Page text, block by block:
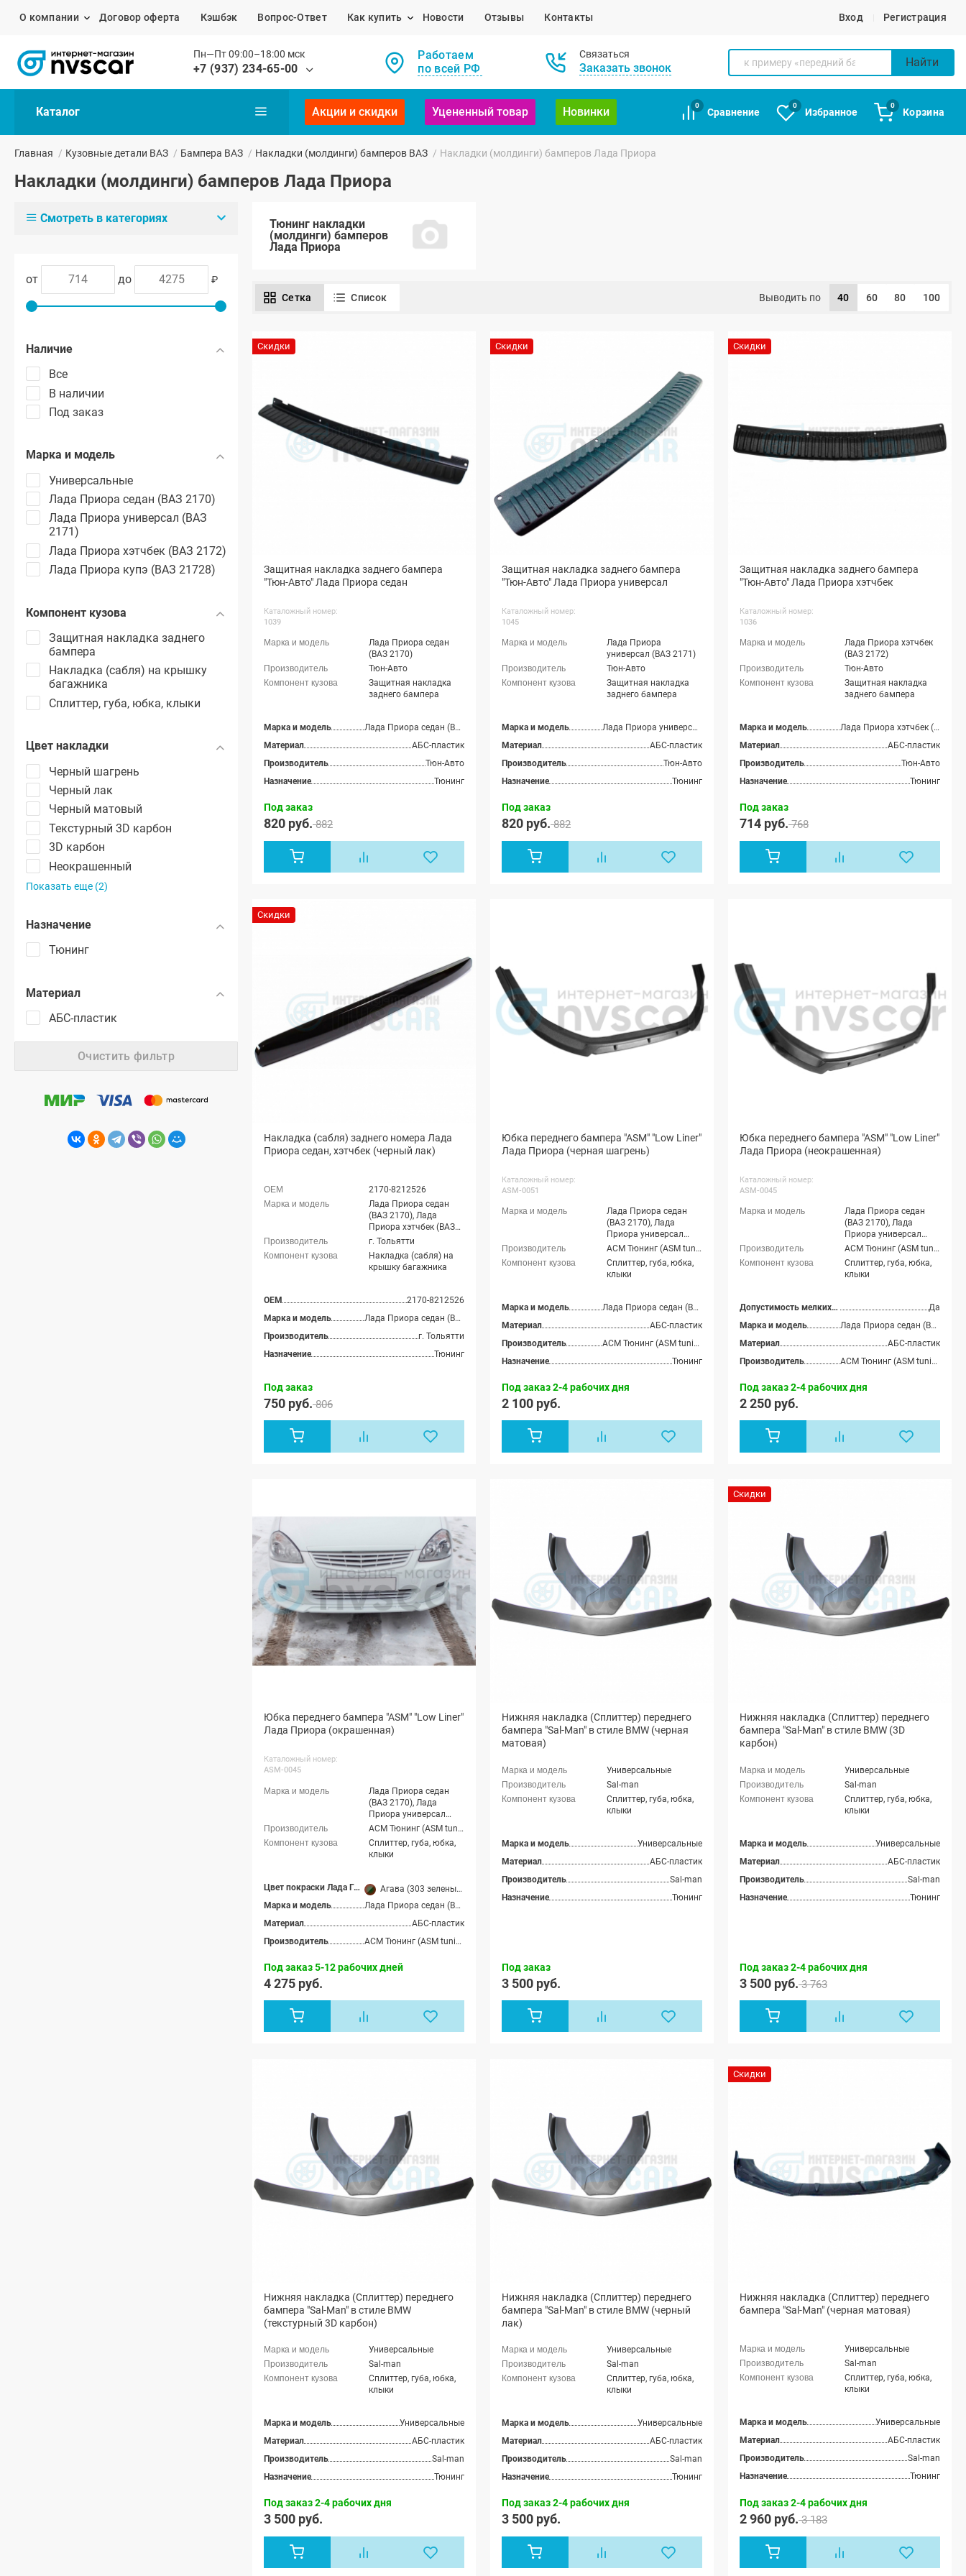
О компании Договор оферта Кэшбэк Вопрос-Ответ Как купить Новости Отзывы Контакты Вход Регистрация
Пн—Пт 09:00–18:00 мск
+7 (937) 234-65-00
Работаем
по всей РФ
Связаться
Заказать звонок Найти
Каталог Акции и скидки Уцененный товар Новинки
0
Сравнение
0
Избранное
0
Корзина
Главная / Кузовные детали ВАЗ / Бампера ВАЗ / Накладки (молдинги) бамперов ВАЗ / Накладки (молдинги) бамперов Лада Приора
Накладки (молдинги) бамперов Лада Приора
Смотреть в категориях
от до ₽
Наличие
Все
В наличии
Под заказ
Марка и модель
Универсальные
Лада Приора седан (ВАЗ 2170)
Лада Приора универсал (ВАЗ
2171)
Лада Приора хэтчбек (ВАЗ 2172)
Лада Приора купэ (ВАЗ 21728)
Компонент кузова
Защитная накладка заднего
бампера
Накладка (сабля) на крышку
багажника
Сплиттер, губа, юбка, клыки
Цвет накладки
Черный шагрень
Черный лак
Черный матовый
Текстурный 3D карбон
3D карбон
Неокрашенный
Показать еще (2)
Назначение
Тюнинг
Материал
АБС-пластик
Очистить фильтр
Тюнинг накладки
(молдинги) бамперов
Лада Приора
Сетка Список Выводить по 40 60 80 100
Скидки
Защитная накладка заднего бампера
"Тюн-Авто" Лада Приора седан
Каталожный номер:
1039
Лада Приора седан
(ВАЗ 2170)
Тюн-Авто
Защитная накладка
заднего бампера
Марка и модель
Лада Приора седан (ВАЗ 2170)
Материал
АБС-пластик
Производитель
Тюн-Авто
Назначение
Тюнинг
Под заказ
820 руб.882
Скидки
Защитная накладка заднего бампера
"Тюн-Авто" Лада Приора универсал
Каталожный номер:
1045
Лада Приора
универсал (ВАЗ 2171)
Тюн-Авто
Защитная накладка
заднего бампера
Марка и модель
Лада Приора универсал (ВАЗ 2171)
Материал
АБС-пластик
Производитель
Тюн-Авто
Назначение
Тюнинг
Под заказ
820 руб.882
Скидки
Защитная накладка заднего бампера
"Тюн-Авто" Лада Приора хэтчбек
Каталожный номер:
1036
Лада Приора хэтчбек
(ВАЗ 2172)
Тюн-Авто
Защитная накладка
заднего бампера
Марка и модель
Лада Приора хэтчбек (ВАЗ 2172)
Материал
АБС-пластик
Производитель
Тюн-Авто
Назначение
Тюнинг
Под заказ
714 руб.768
Скидки
Накладка (сабля) заднего номера Лада
Приора седан, хэтчбек (черный лак)
2170-8212526
Лада Приора седан
(ВАЗ 2170), Лада
Приора хэтчбек (ВАЗ
2172), Лада Приора-2
седан (ВАЗ 21704),
Лада Приора-2 хэтчбек
(ВАЗ 21724)
г. Тольятти
Накладка (сабля) на
крышку багажника
OEM
2170-8212526
Марка и модель
Лада Приора седан (ВАЗ 2170), Лада Приора хэтчбек (ВАЗ 2172), Лада Приора-2 седан (ВАЗ 21704), Лада Приора-2 хэтчбек (ВАЗ 21724)
Производитель
г. Тольятти
Назначение
Тюнинг
Под заказ
750 руб.806
Юбка переднего бампера "ASM" "Low Liner"
Лада Приора (черная шагрень)
Каталожный номер:
ASM-0051
Лада Приора седан
(ВАЗ 2170), Лада
Приора универсал
(ВАЗ 2171), Лада
Приора хэтчбек (ВАЗ
2172), Лада Приора
купэ (ВАЗ 21728), Лада
21704), Лада Приора-2
хэтчбек (ВАЗ 21724)
АСМ Тюнинг (ASM tuning)
Сплиттер, губа, юбка,
клыки
Марка и модель
Лада Приора седан (ВАЗ 2170), Лада Приора универсал (ВАЗ 2171), Лада Приора хэтчбек (ВАЗ 2172), Лада Приора купэ (ВАЗ 21728), Лада Приора-2 седан (ВАЗ 21704), Лада Приора-2 хэтчбек (ВАЗ 21724)
Материал
АБС-пластик
Производитель
АСМ Тюнинг (ASM tuning)
Назначение
Тюнинг
Под заказ 2-4 рабочих дня
2 100 руб.
Юбка переднего бампера "ASM" "Low Liner"
Лада Приора (неокрашенная)
Каталожный номер:
ASM-0045
Лада Приора седан
(ВАЗ 2170), Лада
Приора универсал
(ВАЗ 2171), Лада
Приора хэтчбек (ВАЗ
2172), Лада Приора
купэ (ВАЗ 21728), Лада
21704), Лада Приора-2
АСМ Тюнинг (ASM tuning)
Сплиттер, губа, юбка,
клыки
Допустимость мелких царапин
Да
Марка и модель
Лада Приора седан (ВАЗ 2170), Лада Приора универсал (ВАЗ 2171), Лада Приора хэтчбек (ВАЗ 2172), Лада Приора купэ (ВАЗ 21728), Лада Приора-2 седан (ВАЗ 21704), Лада Приора-2 хэтчбек (ВАЗ 21724)
Материал
АБС-пластик
Производитель
АСМ Тюнинг (ASM tuning)
Под заказ 2-4 рабочих дня
2 250 руб.
Юбка переднего бампера "ASM" "Low Liner"
Лада Приора (окрашенная)
Каталожный номер:
ASM-0045
Лада Приора седан
(ВАЗ 2170), Лада
Приора универсал
(ВАЗ 2171), Лада
Приора хэтчбек (ВАЗ
2172), Лада Приора
купэ (ВАЗ 21728), Лада
21704), Лада Приора-2
хэтчбек (ВАЗ 21724)
АСМ Тюнинг (ASM tuning)
Сплиттер, губа, юбка,
клыки
Цвет покраски Лада Гранта Агава (303 зеленый металлик)
Марка и модель
Лада Приора седан (ВАЗ 2170), Лада Приора универсал (ВАЗ 2171), Лада Приора хэтчбек (ВАЗ 2172), Лада Приора купэ (ВАЗ 21728), Лада Приора-2 седан (ВАЗ 21704), Лада Приора-2 хэтчбек (ВАЗ 21724)
Материал
АБС-пластик
Производитель
АСМ Тюнинг (ASM tuning)
Под заказ 5-12 рабочих дней
4 275 руб.
Нижняя накладка (Сплиттер) переднего
бампера "Sal-Man" в стиле BMW (черная
матовая)
Универсальные
Sal-man
Сплиттер, губа, юбка,
клыки
Марка и модель
Универсальные
Материал
АБС-пластик
Производитель
Sal-man
Назначение
Тюнинг
Под заказ
3 500 руб.
Скидки
Нижняя накладка (Сплиттер) переднего
бампера "Sal-Man" в стиле BMW (3D
карбон)
Универсальные
Sal-man
Сплиттер, губа, юбка,
клыки
Марка и модель
Универсальные
Материал
АБС-пластик
Производитель
Sal-man
Назначение
Тюнинг
Под заказ 2-4 рабочих дня
3 500 руб.3 763
Нижняя накладка (Сплиттер) переднего
бампера "Sal-Man" в стиле BMW
(текстурный 3D карбон)
Универсальные
Sal-man
Сплиттер, губа, юбка,
клыки
Марка и модель
Универсальные
Материал
АБС-пластик
Производитель
Sal-man
Назначение
Тюнинг
Под заказ 2-4 рабочих дня
3 500 руб.
Нижняя накладка (Сплиттер) переднего
бампера "Sal-Man" в стиле BMW (черный
лак)
Универсальные
Sal-man
Сплиттер, губа, юбка,
клыки
Марка и модель
Универсальные
Материал
АБС-пластик
Производитель
Sal-man
Назначение
Тюнинг
Под заказ 2-4 рабочих дня
3 500 руб.
Скидки
Нижняя накладка (Сплиттер) переднего
бампера "Sal-Man" (черная матовая)
Универсальные
Sal-man
Сплиттер, губа, юбка,
клыки
Марка и модель
Универсальные
Материал
АБС-пластик
Производитель
Sal-man
Назначение
Тюнинг
Под заказ 2-4 рабочих дня
2 960 руб.3 183